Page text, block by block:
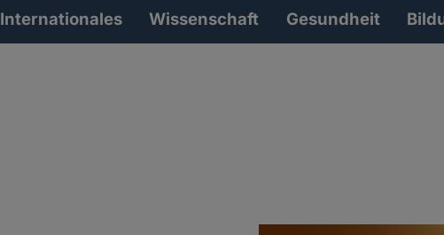
Volltextsuche
Internationales Wissenschaft Gesundheit